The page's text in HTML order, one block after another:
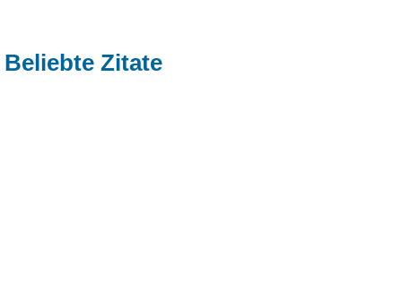
Beliebte Zitate